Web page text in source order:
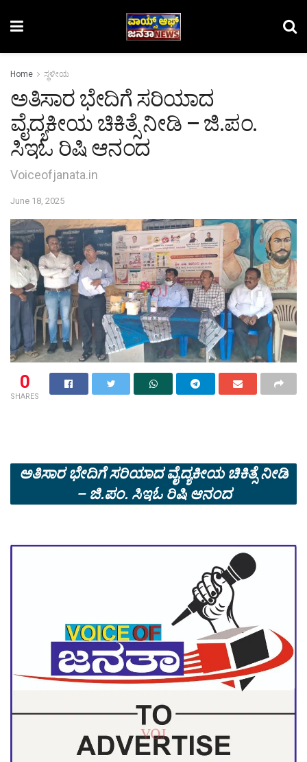
Home ಸ್ಥಳೀಯ
ಅತಿಸಾರ ಭೇದಿಗೆ ಸರಿಯಾದ
ವೈದ್ಯಕೀಯ ಚಿಕಿತ್ಸೆ ನೀಡಿ – ಜಿ.ಪಂ.
ಸಿಇಓ ರಿಷಿ ಆನಂದ
Voiceofjanata.in
June 18, 2025
0
SHARES
ಅತಿಸಾರ ಭೇದಿಗೆ ಸರಿಯಾದ ವೈದ್ಯಕೀಯ ಚಿಕಿತ್ಸೆ ನೀಡಿ
– ಜಿ.ಪಂ. ಸಿಇಓ ರಿಷಿ ಆನಂದ